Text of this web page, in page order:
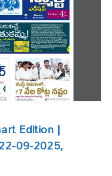
Edition |
09-2025,